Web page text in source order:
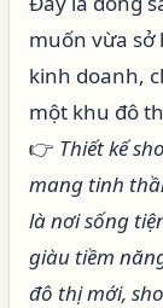
muốn vừa sở
kinh doanh,
một khu đô
👉 Thiết kế
mang tinh
là nơi sống
giàu tiềm
đô thị mới,